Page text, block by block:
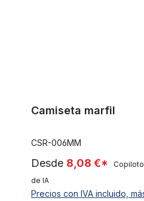
Camiseta marfil
CSR-006MM
Desde 8,08 €*
de IA
Precios con IVA incluido,